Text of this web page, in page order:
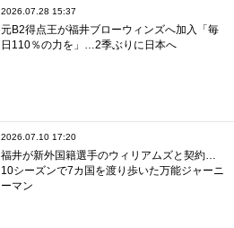
2026.07.28 15:37
元B2得点王が福井ブローウィンズへ加入「毎
日110％の力を」…2季ぶりに日本へ
2026.07.10 17:20
福井が新外国籍選手のウィリアムズと契約…
10シーズンで7カ国を渡り歩いた万能ジャーニ
ーマン